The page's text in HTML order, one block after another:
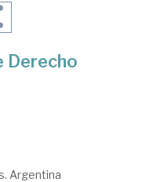
Derecho
Argentina